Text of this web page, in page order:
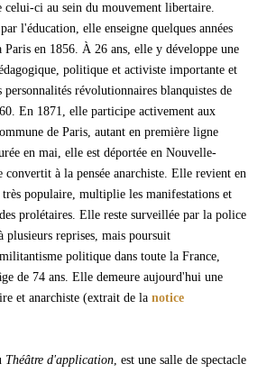
celui-ci au sein du mouvement libertaire.
l'éducation, elle enseigne quelques années
Paris en 1856. À 26 ans, elle y développe une
politique et activiste importante et
personnalités révolutionnaires blanquistes de
En 1871, elle participe activement aux
de Paris, autant en première ligne
en mai, elle est déportée en Nouvelle-
convertit à la pensée anarchiste. Elle revient en
populaire, multiplie les manifestations et
prolétaires. Elle reste surveillée par la police
plusieurs reprises, mais poursuit
politique dans toute la France,
de 74 ans. Elle demeure aujourd'hui une
et anarchiste (extrait de la notice
Théâtre d'application, est une salle de spectacle